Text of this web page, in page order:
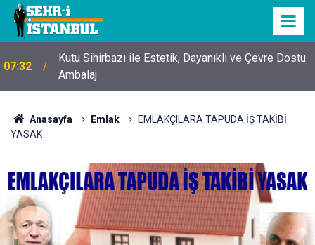
07:32
Kutu Sihirbazı ile Estetik, Dayanıklı ve Çevre Dostu
Ambalaj
Anasayfa Emlak
EMLAKÇILARA TAPUDA İŞ TAKİBİ
YASAK